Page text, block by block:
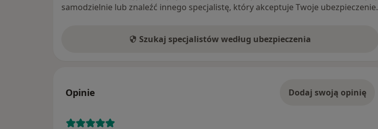
samodzielnie lub znaleźć innego specjalistę, który akceptuje Twoje ubezpieczenie.
Szukaj specjalistów według ubezpieczenia
Opinie Dodaj swoją opinię